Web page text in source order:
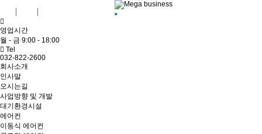
영업시간
월 - 금 9:00 - 18:00
Tel
032-822-2600
회사소개
인사말
오시는길
사업방향 및 개발
대기환경시설
에어컨
이동식 에어컨